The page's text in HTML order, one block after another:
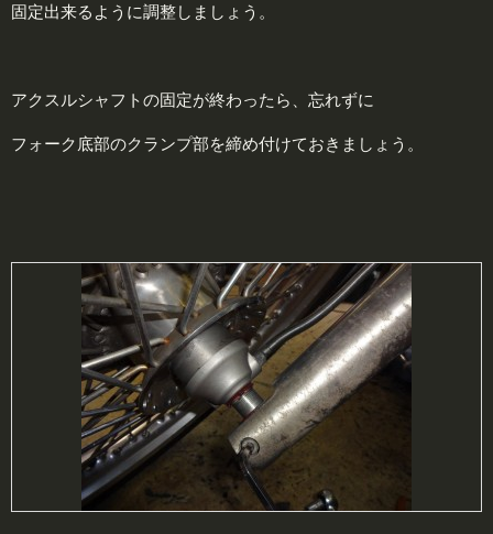
固定出来るように調整しましょう。
アクスルシャフトの固定が終わったら、忘れずに
フォーク底部のクランプ部を締め付けておきましょう。